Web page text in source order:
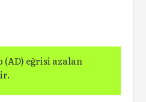
(AD) eğrisi azalan